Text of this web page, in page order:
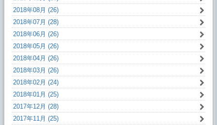
2018年08月 (26)
2018年07月 (28)
2018年06月 (26)
2018年05月 (26)
2018年04月 (26)
2018年03月 (26)
2018年02月 (24)
2018年01月 (25)
2017年12月 (28)
2017年11月 (25)